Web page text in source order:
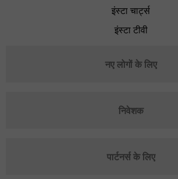
इंस्टा चार्ट्स
इंस्टा टीवी
नए लोगों के लिए
निवेशक
पार्टनर्स के लिए